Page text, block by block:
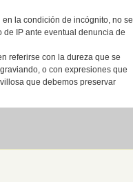
la condición de incógnito, no se
IP ante eventual denuncia de
referirse con la dureza que se
o con expresiones que
que debemos preservar